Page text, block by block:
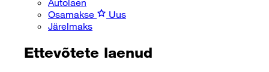
Osamakse
Uus
Järelmaks
Ettevõtete laenud